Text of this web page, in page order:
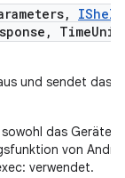
, IShell
, TimeUnit
und sendet das
das
von
verwendet.